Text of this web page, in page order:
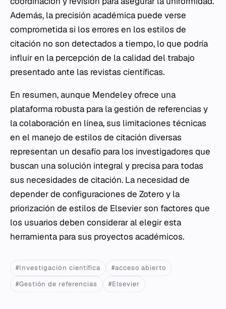
Además, la precisión académica puede verse
comprometida si los errores en los estilos de
citación no son detectados a tiempo, lo que podría
influir en la percepción de la calidad del trabajo
presentado ante las revistas científicas.
En resumen, aunque Mendeley ofrece una
plataforma robusta para la gestión de referencias y
la colaboración en línea, sus limitaciones técnicas
en el manejo de estilos de citación diversas
representan un desafío para los investigadores que
buscan una solución integral y precisa para todas
sus necesidades de citación. La necesidad de
depender de configuraciones de Zotero y la
priorización de estilos de Elsevier son factores que
los usuarios deben considerar al elegir esta
herramienta para sus proyectos académicos.
#Investigación científica
#acceso abierto
#Gestión de referencias
#Elsevier